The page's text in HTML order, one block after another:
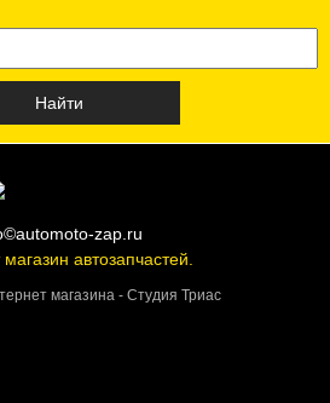
zap.ru
автозапчастей.
магазина - Студия Триас